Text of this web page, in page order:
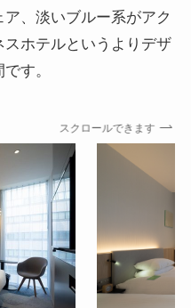
、淡いブルー系がアク
ホテルというよりデザ
す。
スクロールできます